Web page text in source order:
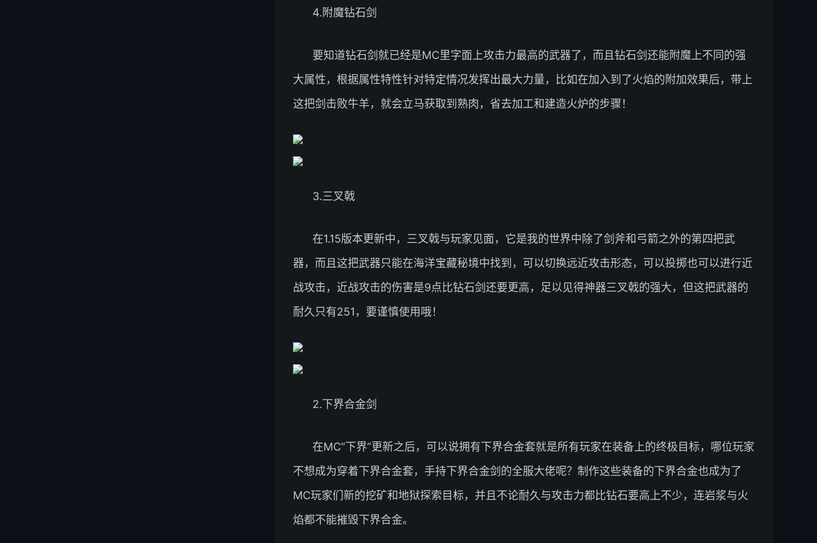
4.附魔钻石剑
要知道钻石剑就已经是MC里字面上攻击力最高的武器了，而且钻石剑还能附魔上不同的强
大属性，根据属性特性针对特定情况发挥出最大力量，比如在加入到了火焰的附加效果后，带上
这把剑击败牛羊，就会立马获取到熟肉，省去加工和建造火炉的步骤！
3.三叉戟
在1.15版本更新中，三叉戟与玩家见面，它是我的世界中除了剑斧和弓箭之外的第四把武
器，而且这把武器只能在海洋宝藏秘境中找到，可以切换远近攻击形态，可以投掷也可以进行近
战攻击，近战攻击的伤害是9点比钻石剑还要更高，足以见得神器三叉戟的强大，但这把武器的
耐久只有251，要谨慎使用哦！
2.下界合金剑
在MC“下界”更新之后，可以说拥有下界合金套就是所有玩家在装备上的终极目标，哪位玩家
不想成为穿着下界合金套，手持下界合金剑的全服大佬呢？制作这些装备的下界合金也成为了
MC玩家们新的挖矿和地狱探索目标，并且不论耐久与攻击力都比钻石要高上不少，连岩浆与火
焰都不能摧毁下界合金。